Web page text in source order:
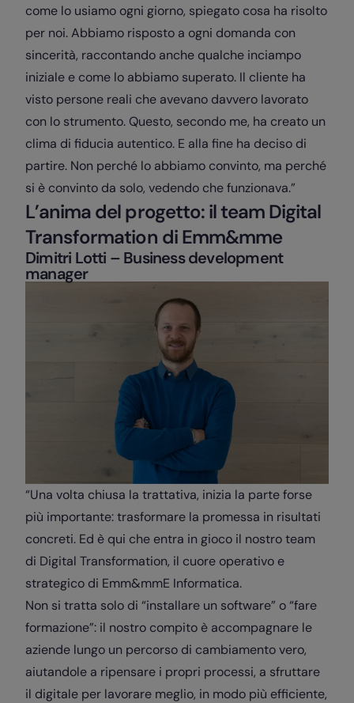
come lo usiamo ogni giorno, spiegato cosa ha risolto
per noi. Abbiamo risposto a ogni domanda con
sincerità, raccontando anche qualche inciampo
iniziale e come lo abbiamo superato. Il cliente ha
visto persone reali che avevano davvero lavorato
con lo strumento. Questo, secondo me, ha creato un
clima di fiducia autentico. E alla fine ha deciso di
partire. Non perché lo abbiamo convinto, ma perché
si è convinto da solo, vedendo che funzionava.”
L’anima del progetto: il team Digital
Transformation di Emm&mme
Dimitri Lotti –Business development
manager
“Una volta chiusa la trattativa, inizia la parte forse
più importante: trasformare la promessa in risultati
concreti. Ed è qui che entra in gioco il nostro team
di Digital Transformation, il cuore operativo e
strategico di Emm&mmE Informatica.
Non si tratta solo di “installare un software” o “fare
formazione”: il nostro compito è accompagnare le
aziende lungo un percorso di cambiamento vero,
aiutandole a ripensare i propri processi, a sfruttare
il digitale per lavorare meglio, in modo più efficiente,